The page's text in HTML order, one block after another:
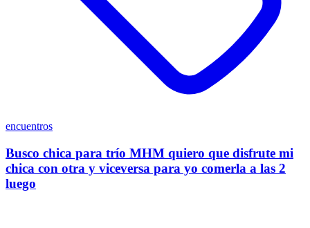
encuentros
Busco chica para trío MHM quiero que disfrute mi
chica con otra y viceversa para yo comerla a las 2
luego